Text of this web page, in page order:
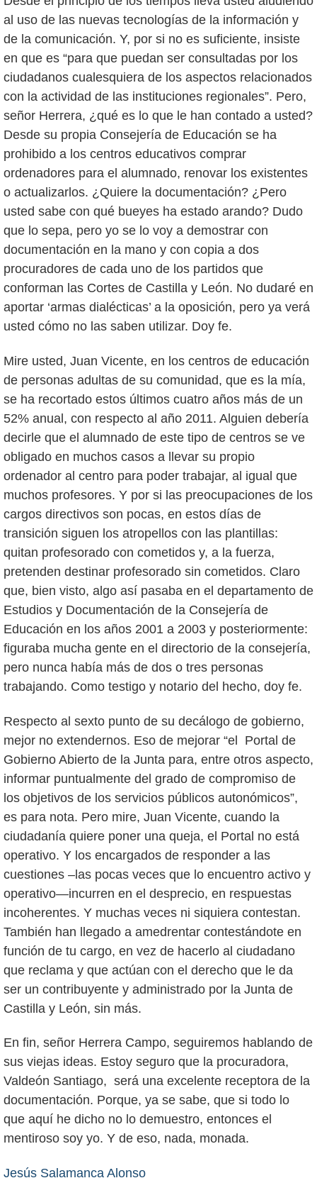
al uso de las nuevas tecnologías de la información y
de la comunicación. Y, por si no es suficiente, insiste
en que es “para que puedan ser consultadas por los
ciudadanos cualesquiera de los aspectos relacionados
con la actividad de las instituciones regionales”. Pero,
señor Herrera, ¿qué es lo que le han contado a usted?
Desde su propia Consejería de Educación se ha
prohibido a los centros educativos comprar
ordenadores para el alumnado, renovar los existentes
o actualizarlos. ¿Quiere la documentación? ¿Pero
usted sabe con qué bueyes ha estado arando? Dudo
que lo sepa, pero yo se lo voy a demostrar con
documentación en la mano y con copia a dos
procuradores de cada uno de los partidos que
conforman las Cortes de Castilla y León. No dudaré en
aportar ‘armas dialécticas’ a la oposición, pero ya verá
usted cómo no las saben utilizar. Doy fe.
Mire usted, Juan Vicente, en los centros de educación
de personas adultas de su comunidad, que es la mía,
se ha recortado estos últimos cuatro años más de un
52% anual, con respecto al año 2011. Alguien debería
decirle que el alumnado de este tipo de centros se ve
obligado en muchos casos a llevar su propio
ordenador al centro para poder trabajar, al igual que
muchos profesores. Y por si las preocupaciones de los
cargos directivos son pocas, en estos días de
transición siguen los atropellos con las plantillas:
quitan profesorado con cometidos y, a la fuerza,
pretenden destinar profesorado sin cometidos. Claro
que, bien visto, algo así pasaba en el departamento de
Estudios y Documentación de la Consejería de
Educación en los años 2001 a 2003 y posteriormente:
figuraba mucha gente en el directorio de la consejería,
pero nunca había más de dos o tres personas
trabajando. Como testigo y notario del hecho, doy fe.
Respecto al sexto punto de su decálogo de gobierno,
mejor no extendernos. Eso de mejorar “el Portal de
Gobierno Abierto de la Junta para, entre otros aspecto,
informar puntualmente del grado de compromiso de
los objetivos de los servicios públicos autonómicos”,
es para nota. Pero mire, Juan Vicente, cuando la
ciudadanía quiere poner una queja, el Portal no está
operativo. Y los encargados de responder a las
cuestiones –las pocas veces que lo encuentro activo y
operativo—incurren en el desprecio, en respuestas
incoherentes. Y muchas veces ni siquiera contestan.
También han llegado a amedrentar contestándote en
función de tu cargo, en vez de hacerlo al ciudadano
que reclama y que actúan con el derecho que le da
ser un contribuyente y administrado por la Junta de
Castilla y León, sin más.
En fin, señor Herrera Campo, seguiremos hablando de
sus viejas ideas. Estoy seguro que la procuradora,
Valdeón Santiago, será una excelente receptora de la
documentación. Porque, ya se sabe, que si todo lo
que aquí he dicho no lo demuestro, entonces el
mentiroso soy yo. Y de eso, nada, monada.
Jesús Salamanca Alonso